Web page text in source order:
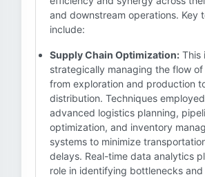
and downstream operations. Key
include:
Supply Chain Optimization: This
strategically managing the flow of
from exploration and production
distribution. Techniques
advanced logistics planning,
optimization, and inventory
systems to minimize
delays. Real-time data analytics
role in identifying bottlenecks